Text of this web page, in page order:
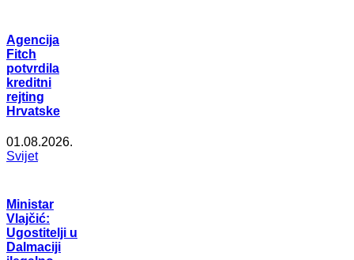
Agencija
Fitch
potvrdila
kreditni
rejting
Hrvatske
01.08.2026.
Svijet
Ministar
Vlajčić:
Ugostitelji u
Dalmaciji